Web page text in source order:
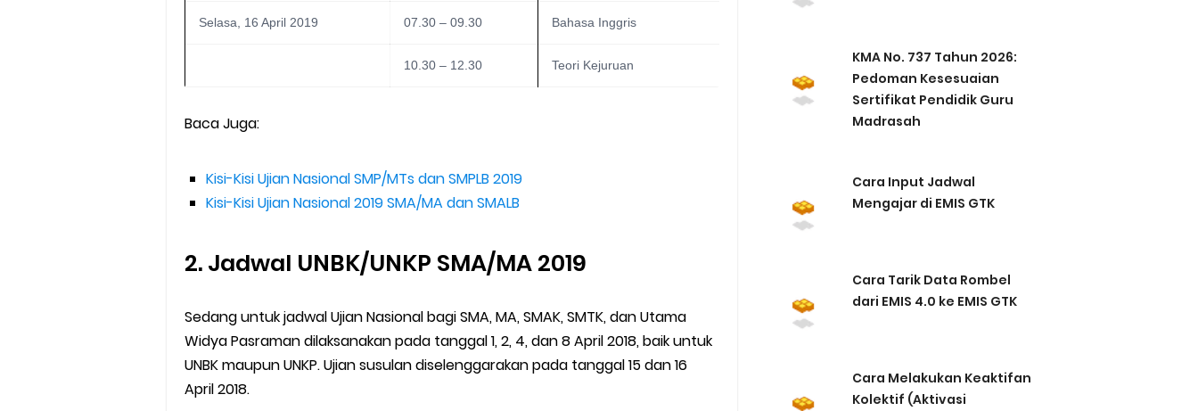
Selasa, 16 April 2019 07.30 – 09.30 Bahasa Inggris
10.30 – 12.30 Teori Kejuruan
Baca Juga:
Kisi-Kisi Ujian Nasional SMP/MTs dan SMPLB 2019
Kisi-Kisi Ujian Nasional 2019 SMA/MA dan SMALB
2. Jadwal UNBK/UNKP SMA/MA 2019
Sedang untuk jadwal Ujian Nasional bagi SMA, MA, SMAK, SMTK, dan Utama
Widya Pasraman dilaksanakan pada tanggal 1, 2, 4, dan 8 April 2018, baik untuk
UNBK maupun UNKP. Ujian susulan diselenggarakan pada tanggal 15 dan 16
April 2018.
KMA No. 737 Tahun 2026:
Pedoman Kesesuaian
Sertifikat Pendidik Guru
Madrasah
Cara Input Jadwal
Mengajar di EMIS GTK
Cara Tarik Data Rombel
dari EMIS 4.0 ke EMIS GTK
Cara Melakukan Keaktifan
Kolektif (Aktivasi